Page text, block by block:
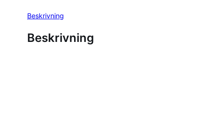
Beskrivning
Beskrivning